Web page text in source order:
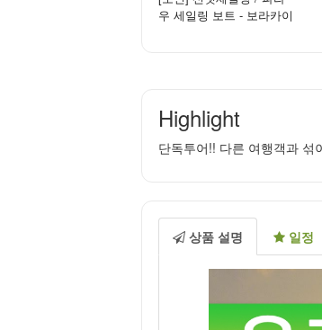
우 세일링 보트 - 보라카이
Highlight
단독투어!! 다른 여행객과 섞
상품 설명 일정